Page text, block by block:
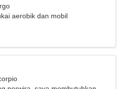
aerobik dan mobil